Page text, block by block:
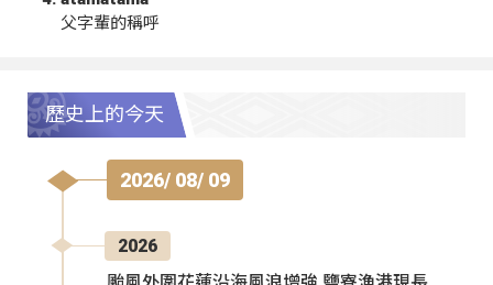
父字輩的稱呼
歷史上的今天
2026/ 08/ 09
2026